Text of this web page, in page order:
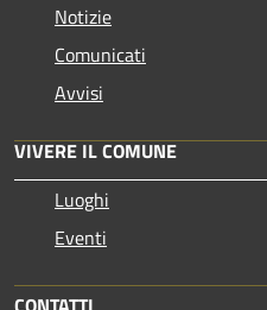
Notizie
Comunicati
Avvisi
VIVERE IL COMUNE
Luoghi
Eventi